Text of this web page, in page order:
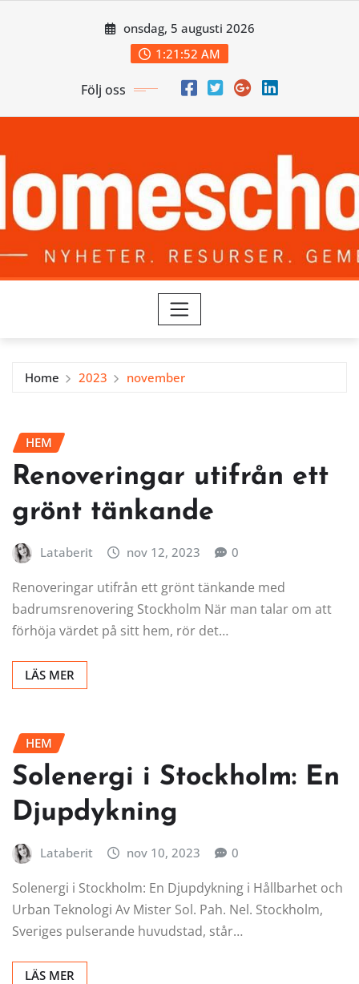
onsdag, 5 augusti 2026
1:21:53 AM
Följ oss
Home 2023 november
HEM
Renoveringar utifrån ett
grönt tänkande
Lataberit nov 12, 2023 0
Renoveringar utifrån ett grönt tänkande med
badrumsrenovering Stockholm När man talar om att
förhöja värdet på sitt hem, rör det…
LÄS MER
HEM
Solenergi i Stockholm: En
Djupdykning
Lataberit nov 10, 2023 0
Solenergi i Stockholm: En Djupdykning i Hållbarhet och
Urban Teknologi Av Mister Sol. Pah. Nel. Stockholm,
Sveriges pulserande huvudstad, står…
LÄS MER